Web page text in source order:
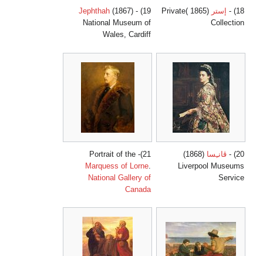
18) - إستر
(1865 )Private
Collection
19) -
Jephthah (1867)
National Museum of
Wales, Cardiff
20) - ڤانـِسا (1868)
Liverpool Museums
Service
21)- Portrait of the
Marquess of Lorne
National Gallery of
Canada